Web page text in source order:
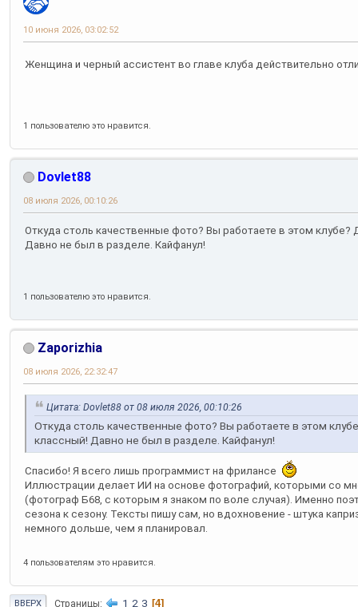
10 июня 2026, 03:02:52
Женщина и черный ассистент во главе клуба действительно
1 пользователю это нравится.
Dovlet88
08 июля 2026, 00:10:26
Откуда столь качественные фото? Вы работаете в этом клубе?
Давно не был в разделе. Кайфанул!
1 пользователю это нравится.
Zaporizhia
08 июля 2026, 22:32:47
Цитата: Dovlet88 от 08 июля 2026, 00:10:26
Откуда столь качественные фото? Вы работаете в этом
классный! Давно не был в разделе. Кайфанул!
Спасибо! Я всего лишь программист на фрилансе
Иллюстрации делает ИИ на основе фотографий, которыми со
(фотограф Б68, с которым я знаком по воле случая). Именно
сезона к сезону. Тексты пишу сам, но вдохновение - штука
немного дольше, чем я планировал.
4 пользователям это нравится.
ВВЕРХ Страницы 1 2 3 4